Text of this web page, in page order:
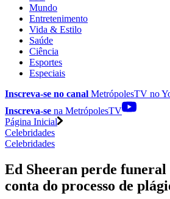
Mundo
Entretenimento
Vida & Estilo
Saúde
Ciência
Esportes
Especiais
Inscreva-se no canal MetrópolesTV no
Inscreva-se na MetrópolesTV
Página Inicial
Celebridades
Celebridades
Ed Sheeran perde
conta do processo de